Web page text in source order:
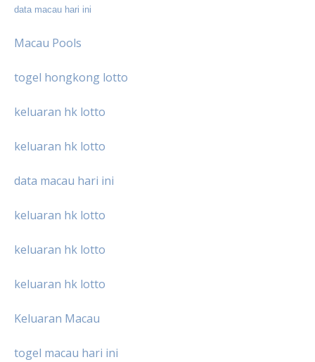
data macau hari ini
Macau Pools
togel hongkong lotto
keluaran hk lotto
keluaran hk lotto
data macau hari ini
keluaran hk lotto
keluaran hk lotto
keluaran hk lotto
Keluaran Macau
togel macau hari ini